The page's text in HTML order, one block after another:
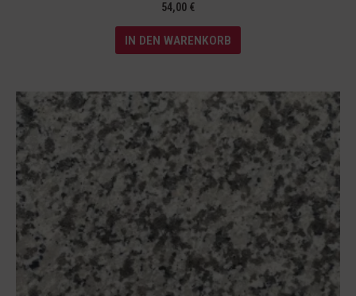
54,00 €
IN DEN WARENKORB